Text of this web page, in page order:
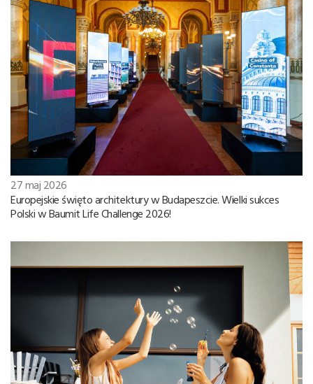
27 maj 2026
Europejskie święto architektury w Budapeszcie. Wielki sukces
Polski w Baumit Life Challenge 2026!